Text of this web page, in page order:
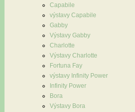
Capabile
výstavy Capabile
Gabby
Výstavy Gabby
Charlotte
Výstavy Charlotte
Fortuna Fay
výstavy Infinity Power
Infinity Power
Bora
Výstavy Bora